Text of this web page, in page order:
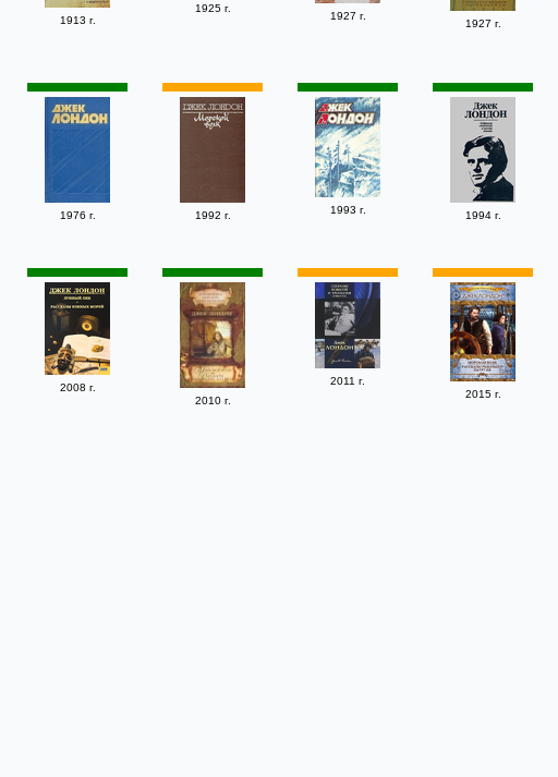
1913 г.
1925 г.
1927 г.
1927 г.
1976 г. 1992 г. 1993 г. 1994 г.
2008 г.
2010 г.
2011 г.
2015 г.